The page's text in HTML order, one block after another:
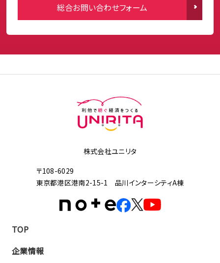
総合お問い合わせフォーム
株式会社ユニリタ
〒108-6029
東京都港区港南2-15-1 品川インターシティA棟
TOP
企業情報